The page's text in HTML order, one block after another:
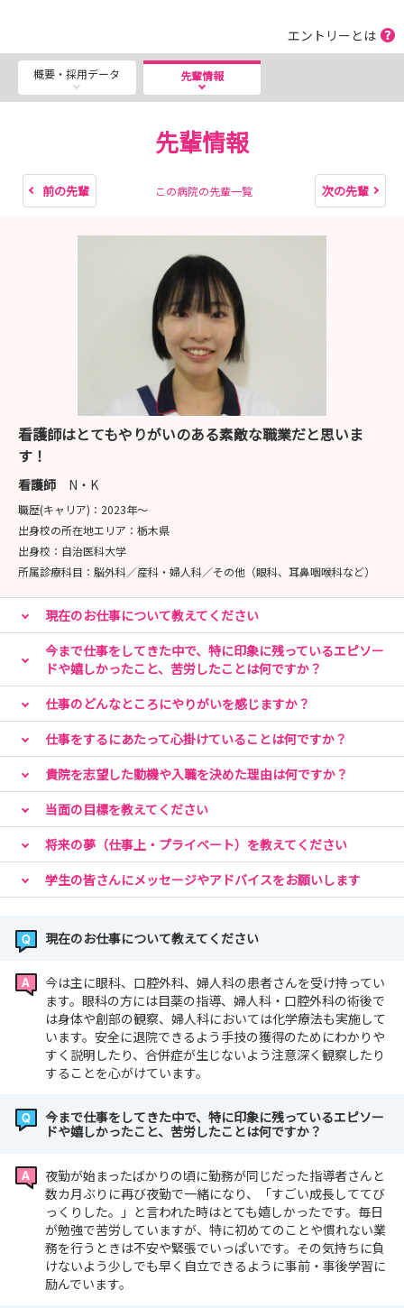
エントリーとは
概要・採用データ 先輩情報
先輩情報
前の先輩 この病院の先輩一覧 次の先輩
看護師はとてもやりがいのある素敵な職業だと思いま
す！
看護師 N・K
職歴(キャリア)： 2023年〜
出身校の所在地エリア： 栃木県
出身校： 自治医科大学
所属診療科目： 脳外科／産科・婦人科／その他（眼科、耳鼻咽喉科など）
現在のお仕事について教えてください
今まで仕事をしてきた中で、特に印象に残っているエピソー
ドや嬉しかったこと、苦労したことは何ですか？
仕事のどんなところにやりがいを感じますか？
仕事をするにあたって心掛けていることは何ですか？
貴院を志望した動機や入職を決めた理由は何ですか？
当面の目標を教えてください
将来の夢（仕事上・プライベート）を教えてください
学生の皆さんにメッセージやアドバイスをお願いします
現在のお仕事について教えてください
今は主に眼科、口腔外科、婦人科の患者さんを受け持ってい
ます。眼科の方には目薬の指導、婦人科・口腔外科の術後で
は身体や創部の観察、婦人科においては化学療法も実施して
います。安全に退院できるよう手技の獲得のためにわかりや
すく説明したり、合併症が生じないよう注意深く観察したり
することを心がけています。
今まで仕事をしてきた中で、特に印象に残っているエピソー
ドや嬉しかったこと、苦労したことは何ですか？
夜勤が始まったばかりの頃に勤務が同じだった指導者さんと
数カ月ぶりに再び夜勤で一緒になり、「すごい成長しててび
っくりした。」と言われた時はとても嬉しかったです。毎日
が勉強で苦労していますが、特に初めてのことや慣れない業
務を行うときは不安や緊張でいっぱいです。その気持ちに負
けないよう少しでも早く自立できるように事前・事後学習に
励んでいます。